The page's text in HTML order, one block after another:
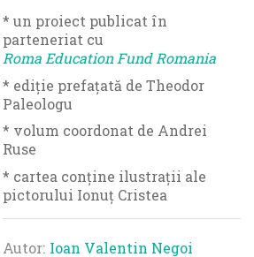
* un proiect publicat în
parteneriat cu
Roma Education Fund Romania
* ediție prefațată de Theodor
Paleologu
* volum coordonat de Andrei
Ruse
* cartea conține ilustrații ale
pictorului Ionuț Cristea
Autor Ioan Valentin Negoi